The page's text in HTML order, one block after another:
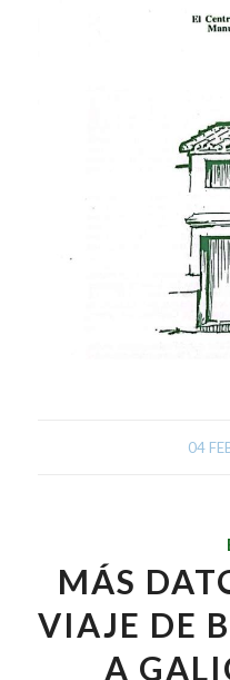
04
MÁS
VIAJE DE
A